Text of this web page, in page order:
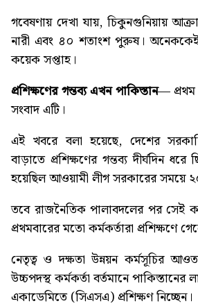
গবেষণায় দেখা যায়, চিকুনগুনিয়ায়
নারী এবং ৪০ শতাংশ পুরুষ।
কয়েক সপ্তাহ।
প্রশিক্ষণের গন্তব্য এখন পাকিস্তান—
সংবাদ এটি।
এই খবরে বলা হয়েছে, দেশের
বাড়াতে প্রশিক্ষণের গন্তব্য দীর্ঘদিন
হয়েছিল আওয়ামী লীগ সরকারের সময়ে
তবে রাজনৈতিক পালাবদলের পর সেই
প্রথমবারের মতো কর্মকর্তারা প্রশিক্ষণে
নেতৃত্ব ও দক্ষতা উন্নয়ন কর্মসূচির
উচ্চপদস্থ কর্মকর্তা বর্তমানে পাকিস্তানের
একাডেমিতে (সিএসএ) প্রশিক্ষণ নিচ্ছেন।